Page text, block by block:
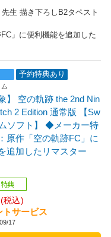
生 描き下ろしB2タペスト
」に便利機能を追加した
予約特典あり
】 空の軌跡 the 2nd Nin
2 Edition 通常版 【Sw
ソフト】 ◆メーカー特
原作「空の軌跡FC」に
追加したリマスター
典
(税込)
トサービス
17